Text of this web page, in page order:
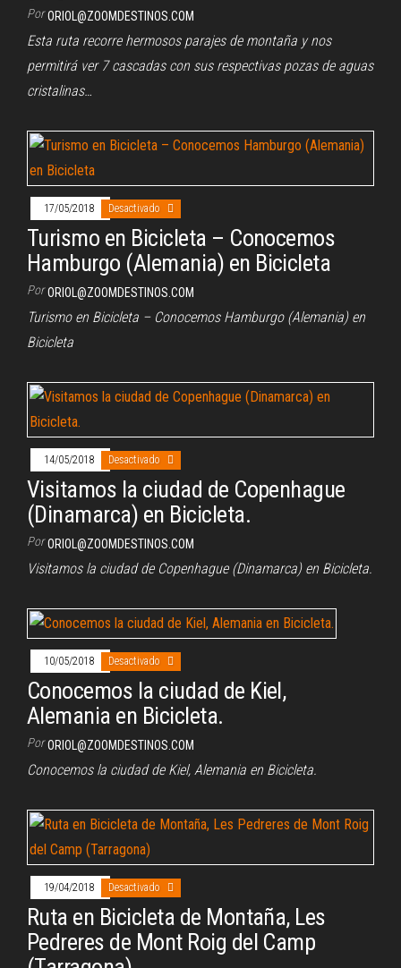
Por ORIOL@ZOOMDESTINOS.COM
Esta ruta recorre hermosos parajes de montaña y nos
permitirá ver 7 cascadas con sus respectivas pozas de aguas
cristalinas…
17/05/2018 Desactivado
Turismo en Bicicleta – Conocemos
Hamburgo (Alemania) en Bicicleta
Por ORIOL@ZOOMDESTINOS.COM
Turismo en Bicicleta – Conocemos Hamburgo (Alemania) en
Bicicleta
14/05/2018 Desactivado
Visitamos la ciudad de Copenhague
(Dinamarca) en Bicicleta.
Por ORIOL@ZOOMDESTINOS.COM
Visitamos la ciudad de Copenhague (Dinamarca) en Bicicleta.
10/05/2018 Desactivado
Conocemos la ciudad de Kiel,
Alemania en Bicicleta.
Por ORIOL@ZOOMDESTINOS.COM
Conocemos la ciudad de Kiel, Alemania en Bicicleta.
19/04/2018 Desactivado
Ruta en Bicicleta de Montaña, Les
Pedreres de Mont Roig del Camp